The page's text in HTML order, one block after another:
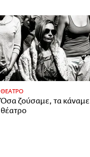
ΘΕΑΤΡΟ
Όσα ζούσαμε, τα κάναμε
θέατρο